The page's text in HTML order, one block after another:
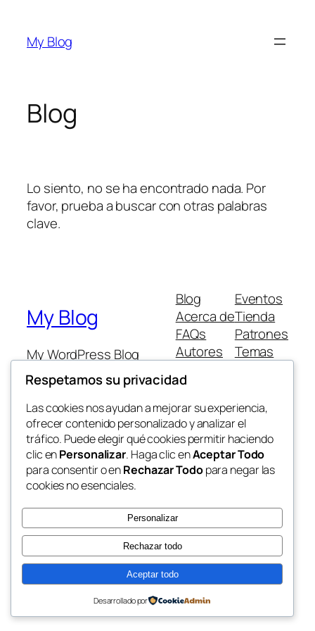
contenido
My Blog
Blog
Lo siento, no se ha encontrado nada. Por
favor, prueba a buscar con otras palabras
clave.
My Blog
My WordPress Blog
Blog
Acerca de
FAQs
Autores
Eventos
Tienda
Patrones
Temas
Twenty Twenty-Five Diseñado conWordPress
Respetamos su privacidad
Las cookies nos ayudan a mejorar su experiencia,
ofrecer contenido personalizado y analizar el
tráfico. Puede elegir qué cookies permitir haciendo
clic enPersonalizar. Haga clic enAceptar Todo
para consentir o enRechazar Todopara negar las
cookies no esenciales.
Personalizar
Rechazar todo
Aceptar todo
Desarrollado por